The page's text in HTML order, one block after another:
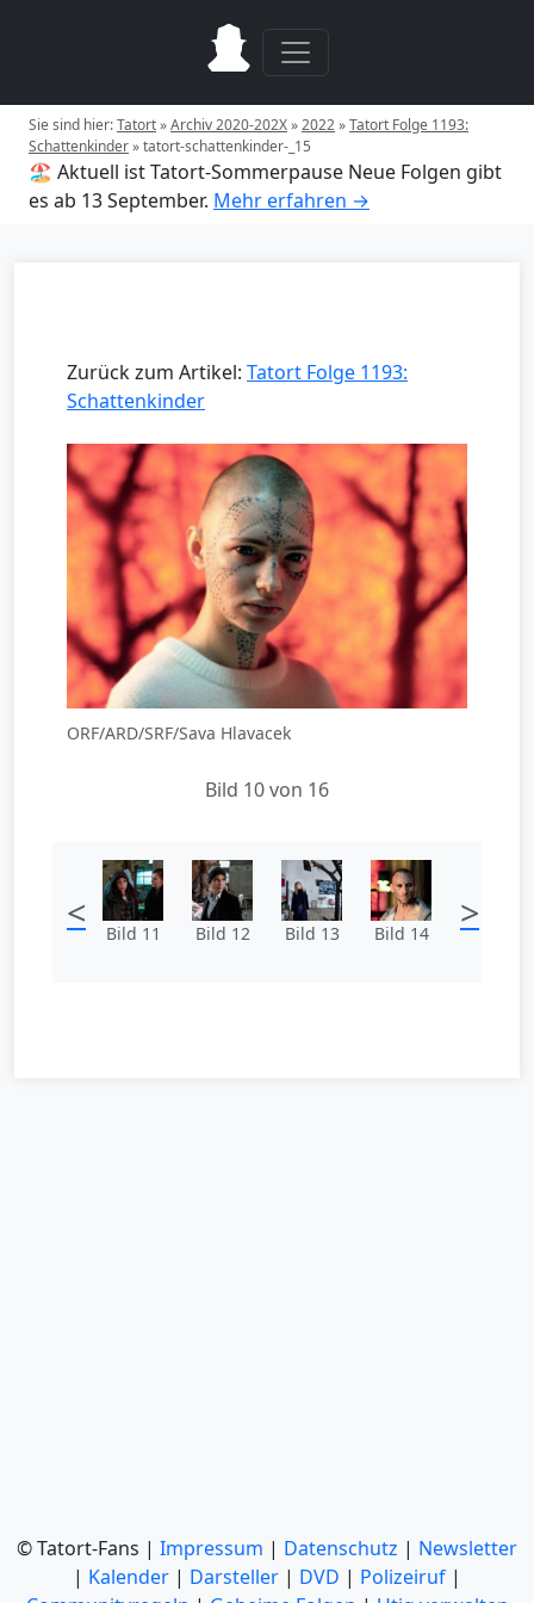
Sie sind hier:Tatort»Archiv 2020-202X»2022»Tatort Folge 1193:
Schattenkinder»tatort-schattenkinder-_15
🏖️ Aktuell ist Tatort-Sommerpause Neue Folgen gibt
es ab 13 September. Mehr erfahren →
Zurück zum Artikel: Tatort Folge 1193:
Schattenkinder
ORF/ARD/SRF/Sava Hlavacek
Bild 10 von 16
< Bild 11 Bild 12 Bild 13 Bild 14 >
© Tatort-Fans | Impressum | Datenschutz | Newsletter
| Kalender | Darsteller | DVD | Polizeiruf |